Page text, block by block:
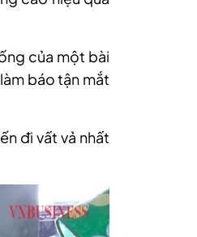
của một bài
báo tận mắt
đi vất vả nhất